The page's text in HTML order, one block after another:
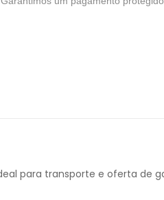
para transporte e oferta de